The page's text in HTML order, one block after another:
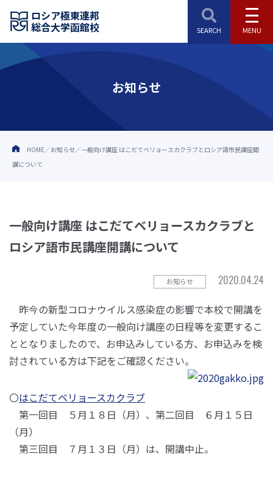
ロシア極東連邦
総合大学函館校
お知らせ
HOME お知らせ
一般向け講座 はこだてベリョースカクラブとロシア語市民講座開
講について
一般向け講座 はこだてベリョースカクラブと
ロシア語市民講座開講について
お知らせ
2020.04.24
昨今の新型コロナウイルス感染症の影響で本校で開講を
予定していた今年度の一般向け講座の日程等を変更するこ
ととなりましたので、お申込みしている方、お申込みを検
討されている方は下記をご確認ください。
〇はこだてベリョースカクラブ
第一回目 ５月１８日（月）、第二回目 ６月１５日
（月）
第三回目 ７月１３日（月）は、開講中止。